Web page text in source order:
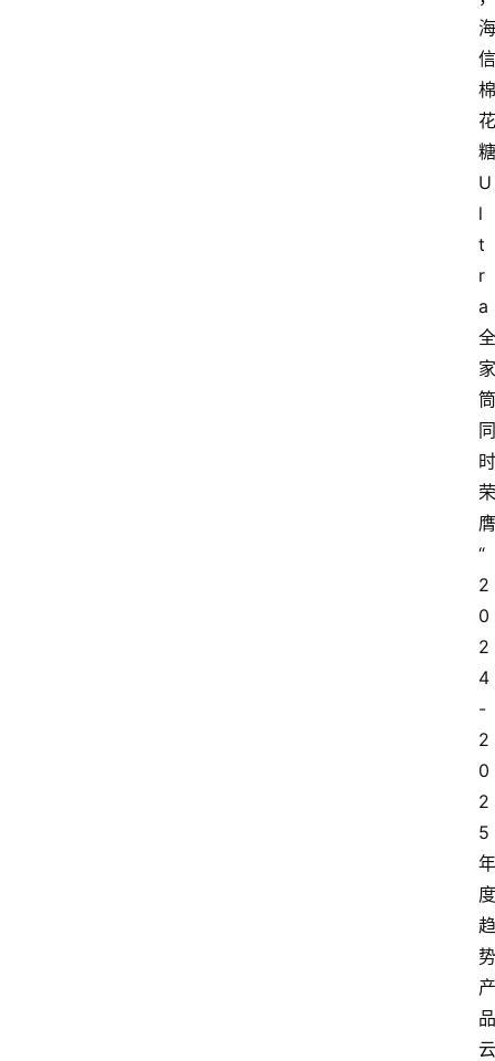
海
信
棉
花
糖
U
l
t
r
a
全
家
筒
同
时
荣
膺
“
2
0
2
4
-
2
0
2
5
年
度
趋
势
产
品
云